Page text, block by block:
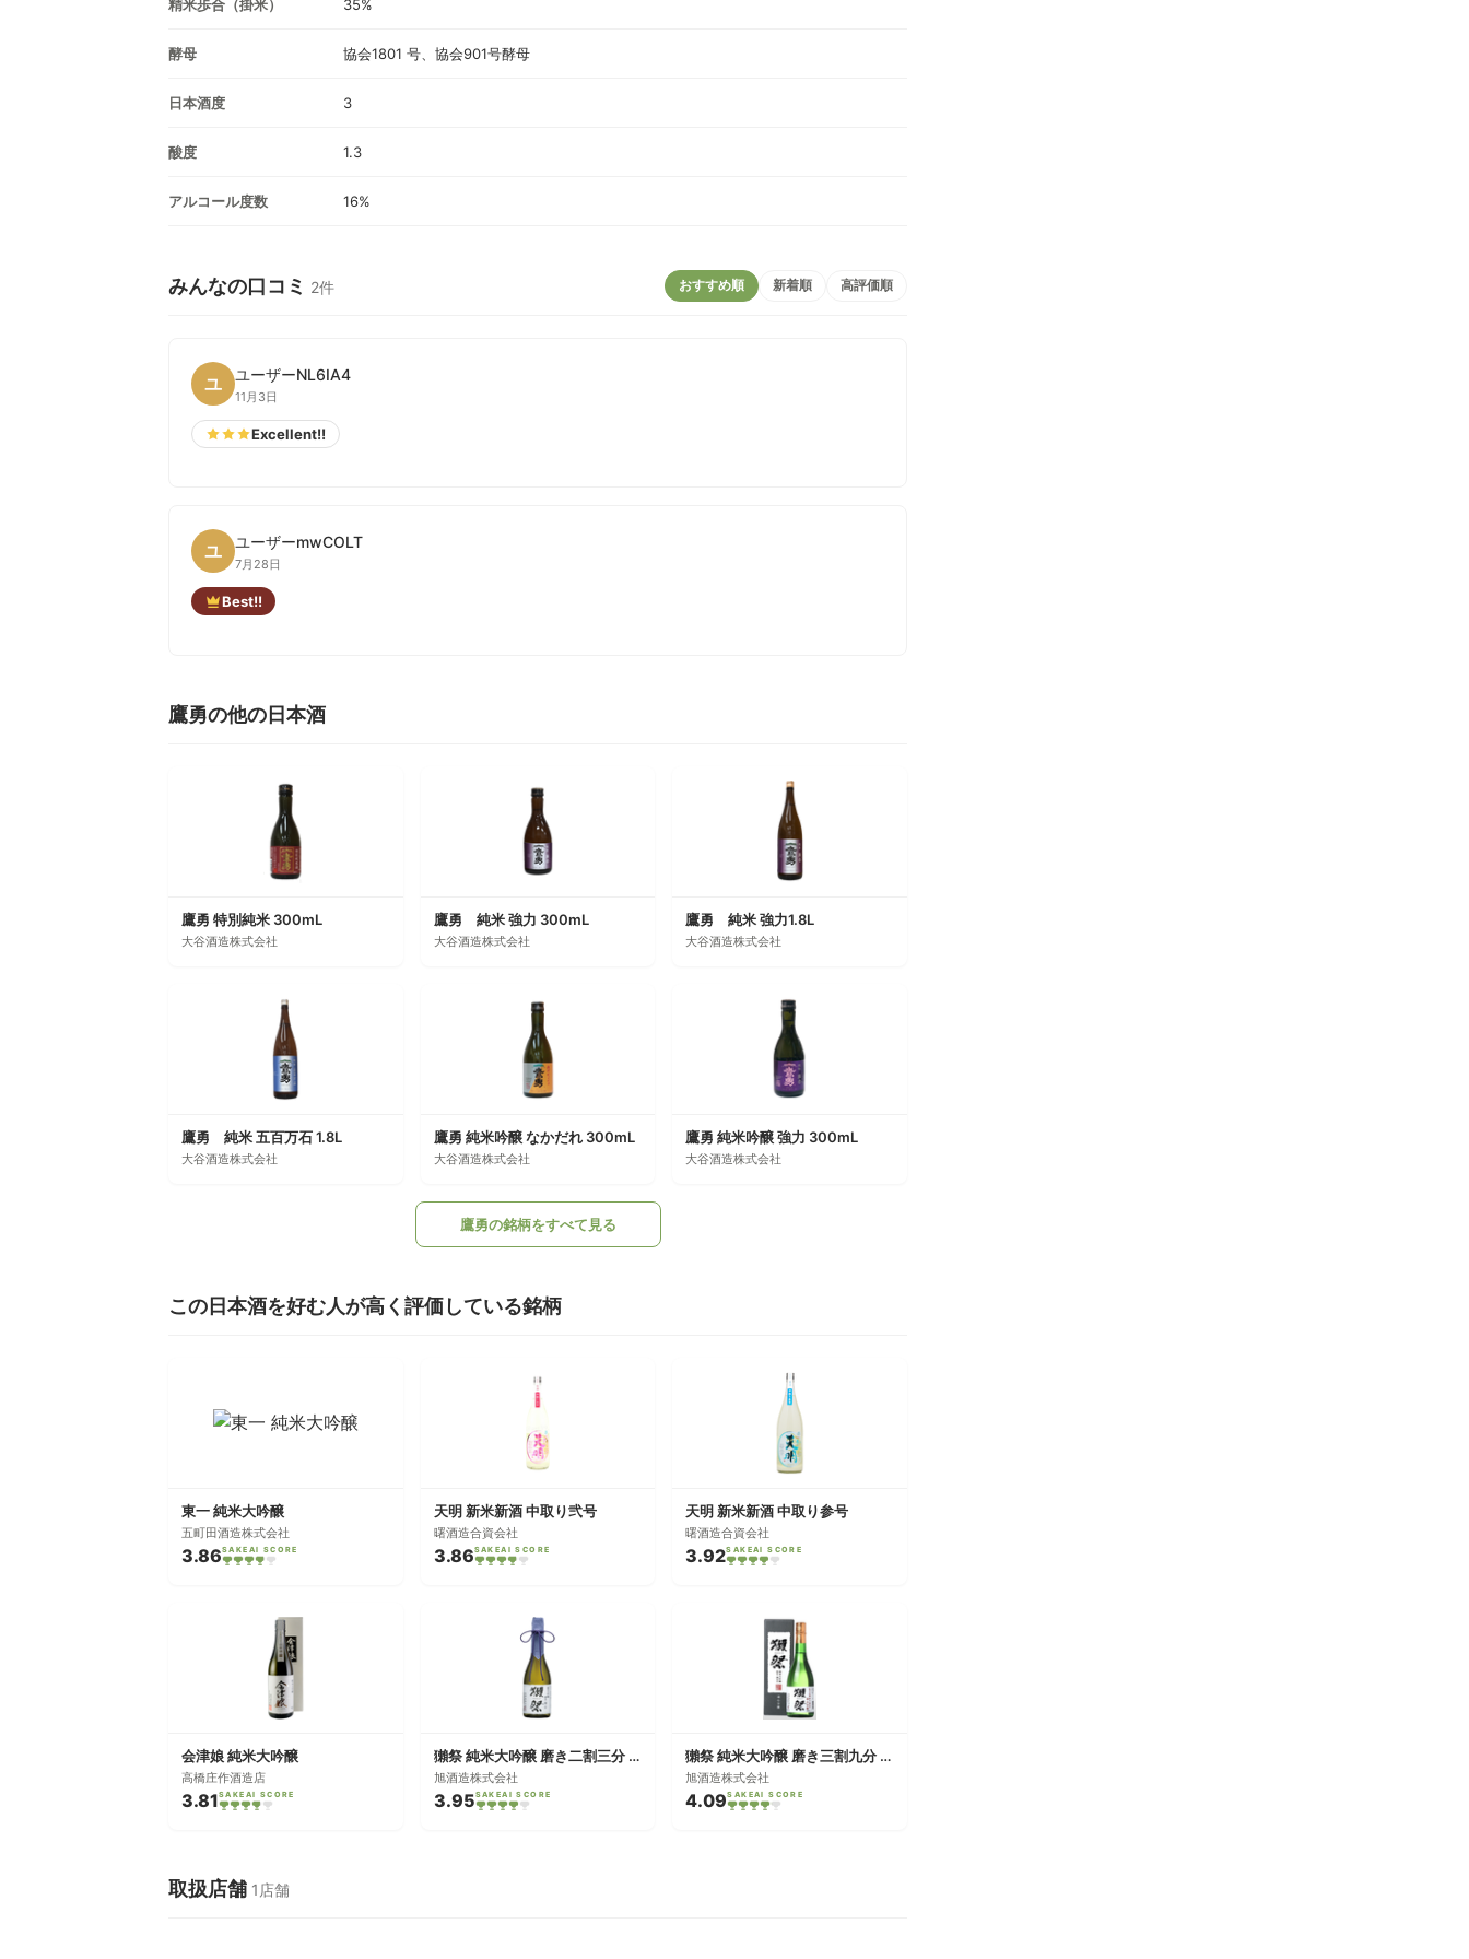
精米歩合（掛米） 35%
酵母 協会1801 号、協会901号酵母
日本酒度 3
酸度 1.3
アルコール度数 16%
みんなの口コミ 2件 おすすめ順 新着順 高評価順
ユ ユーザーNL6IA4
11月3日
Excellent!!
ユ ユーザーmwCOLT
7月28日
Best!!
鷹勇の他の日本酒
鷹勇 特別純米 300mL
大谷酒造株式会社
鷹勇 純米 強力 300mL
大谷酒造株式会社
鷹勇 純米 強力1.8L
大谷酒造株式会社
鷹勇 純米 五百万石 1.8L
大谷酒造株式会社
鷹勇 純米吟醸 なかだれ 300mL
大谷酒造株式会社
鷹勇 純米吟醸 強力 300mL
大谷酒造株式会社
鷹勇の銘柄をすべて見る
この日本酒を好む人が高く評価している銘柄
東一 純米大吟醸
五町田酒造株式会社
3.86SAKEAI SCORE
天明 新米新酒 中取り弐号
曙酒造合資会社
3.86SAKEAI SCORE
天明 新米新酒 中取り参号
曙酒造合資会社
3.92SAKEAI SCORE
会津娘 純米大吟醸
高橋庄作酒造店
3.81SAKEAI SCORE
獺祭 純米大吟醸 磨き二割三分 遠心分離
旭酒造株式会社
3.95SAKEAI SCORE
獺祭 純米大吟醸 磨き三割九分 遠心分離
旭酒造株式会社
4.09SAKEAI SCORE
取扱店舗 1店舗